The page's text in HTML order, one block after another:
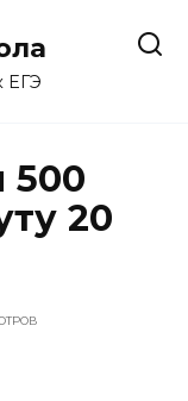
ЕГЭ
500
20